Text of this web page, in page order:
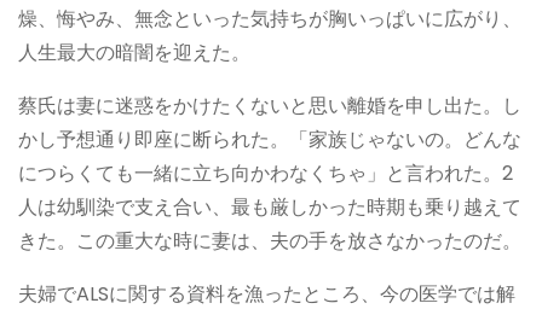
燥、悔やみ、無念といった気持ちが胸いっぱいに広がり、
人生最大の暗闇を迎えた。
蔡氏は妻に迷惑をかけたくないと思い離婚を申し出た。し
かし予想通り即座に断られた。「家族じゃないの。どんな
につらくても一緒に立ち向かわなくちゃ」と言われた。2
人は幼馴染で支え合い、最も厳しかった時期も乗り越えて
きた。この重大な時に妻は、夫の手を放さなかったのだ。
夫婦でALSに関する資料を漁ったところ、今の医学では解